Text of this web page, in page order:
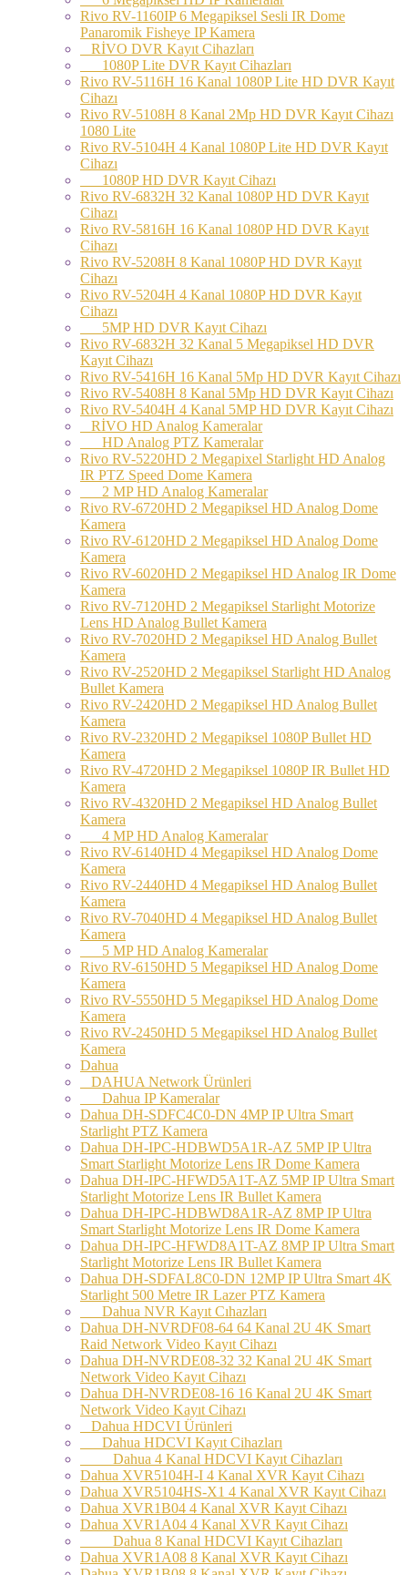
Rivo RV-1160IP 6 Megapiksel Sesli IR Dome
Panaromik Fisheye IP Kamera
RİVO DVR Kayıt Cihazları
1080P Lite DVR Kayıt Cihazları
Rivo RV-5116H 16 Kanal 1080P Lite HD DVR Kayıt
Cihazı
Rivo RV-5108H 8 Kanal 2Mp HD DVR Kayıt Cihazı
1080 Lite
Rivo RV-5104H 4 Kanal 1080P Lite HD DVR Kayıt
Cihazı
1080P HD DVR Kayıt Cihazı
Rivo RV-6832H 32 Kanal 1080P HD DVR Kayıt
Cihazı
Rivo RV-5816H 16 Kanal 1080P HD DVR Kayıt
Cihazı
Rivo RV-5208H 8 Kanal 1080P HD DVR Kayıt
Cihazı
Rivo RV-5204H 4 Kanal 1080P HD DVR Kayıt
Cihazı
5MP HD DVR Kayıt Cihazı
Rivo RV-6832H 32 Kanal 5 Megapiksel HD DVR
Kayıt Cihazı
Rivo RV-5416H 16 Kanal 5Mp HD DVR Kayıt Cihazı
Rivo RV-5408H 8 Kanal 5Mp HD DVR Kayıt Cihazı
Rivo RV-5404H 4 Kanal 5MP HD DVR Kayıt Cihazı
RİVO HD Analog Kameralar
HD Analog PTZ Kameralar
Rivo RV-5220HD 2 Megapixel Starlight HD Analog
IR PTZ Speed Dome Kamera
2 MP HD Analog Kameralar
Rivo RV-6720HD 2 Megapiksel HD Analog Dome
Kamera
Rivo RV-6120HD 2 Megapiksel HD Analog Dome
Kamera
Rivo RV-6020HD 2 Megapiksel HD Analog IR Dome
Kamera
Rivo RV-7120HD 2 Megapiksel Starlight Motorize
Lens HD Analog Bullet Kamera
Rivo RV-7020HD 2 Megapiksel HD Analog Bullet
Kamera
Rivo RV-2520HD 2 Megapiksel Starlight HD Analog
Bullet Kamera
Rivo RV-2420HD 2 Megapiksel HD Analog Bullet
Kamera
Rivo RV-2320HD 2 Megapiksel 1080P Bullet HD
Kamera
Rivo RV-4720HD 2 Megapiksel 1080P IR Bullet HD
Kamera
Rivo RV-4320HD 2 Megapiksel HD Analog Bullet
Kamera
4 MP HD Analog Kameralar
Rivo RV-6140HD 4 Megapiksel HD Analog Dome
Kamera
Rivo RV-2440HD 4 Megapiksel HD Analog Bullet
Kamera
Rivo RV-7040HD 4 Megapiksel HD Analog Bullet
Kamera
5 MP HD Analog Kameralar
Rivo RV-6150HD 5 Megapiksel HD Analog Dome
Kamera
Rivo RV-5550HD 5 Megapiksel HD Analog Dome
Kamera
Rivo RV-2450HD 5 Megapiksel HD Analog Bullet
Kamera
Dahua
DAHUA Network Ürünleri
Dahua IP Kameralar
Dahua DH-SDFC4C0-DN 4MP IP Ultra Smart
Starlight PTZ Kamera
Dahua DH-IPC-HDBWD5A1R-AZ 5MP IP Ultra
Smart Starlight Motorize Lens IR Dome Kamera
Dahua DH-IPC-HFWD5A1T-AZ 5MP IP Ultra Smart
Starlight Motorize Lens IR Bullet Kamera
Dahua DH-IPC-HDBWD8A1R-AZ 8MP IP Ultra
Smart Starlight Motorize Lens IR Dome Kamera
Dahua DH-IPC-HFWD8A1T-AZ 8MP IP Ultra Smart
Starlight Motorize Lens IR Bullet Kamera
Dahua DH-SDFAL8C0-DN 12MP IP Ultra Smart 4K
Starlight 500 Metre IR Lazer PTZ Kamera
Dahua NVR Kayıt Cıhazları
Dahua DH-NVRDF08-64 64 Kanal 2U 4K Smart
Raid Network Video Kayıt Cihazı
Dahua DH-NVRDE08-32 32 Kanal 2U 4K Smart
Network Video Kayıt Cihazı
Dahua DH-NVRDE08-16 16 Kanal 2U 4K Smart
Network Video Kayıt Cihazı
Dahua HDCVI Ürünleri
Dahua HDCVI Kayıt Cihazları
Dahua 4 Kanal HDCVI Kayıt Cihazları
Dahua XVR5104H-I 4 Kanal XVR Kayıt Cihazı
Dahua XVR5104HS-X1 4 Kanal XVR Kayıt Cihazı
Dahua XVR1B04 4 Kanal XVR Kayıt Cihazı
Dahua XVR1A04 4 Kanal XVR Kayıt Cihazı
Dahua 8 Kanal HDCVI Kayıt Cihazları
Dahua XVR1A08 8 Kanal XVR Kayıt Cihazı